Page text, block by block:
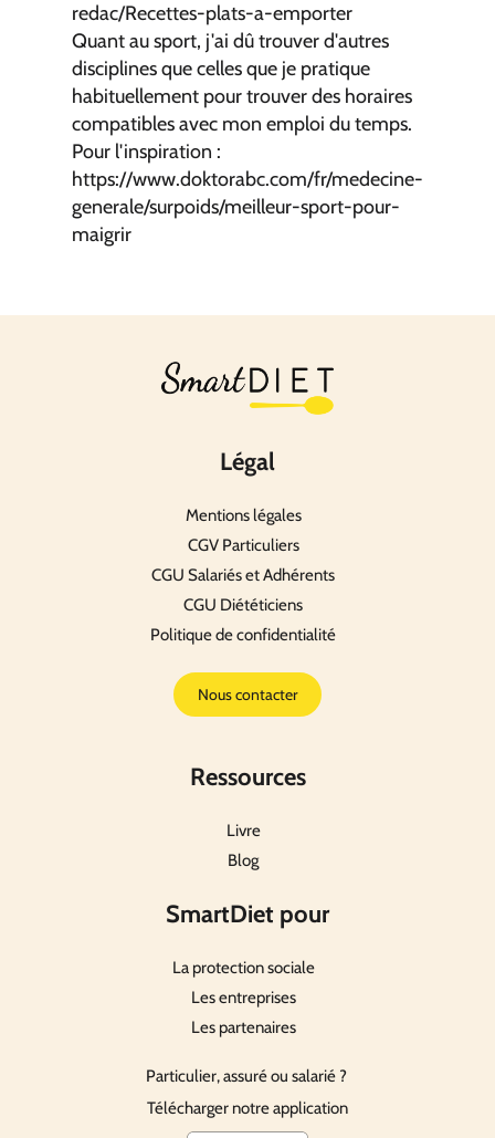
redac/Recettes-plats-a-emporter
Quant au sport, j'ai dû trouver d'autres
disciplines que celles que je pratique
habituellement pour trouver des horaires
compatibles avec mon emploi du temps.
Pour l'inspiration :
https://www.doktorabc.com/fr/medecine-
generale/surpoids/meilleur-sport-pour-
maigrir
Légal
Mentions légales
CGV Particuliers
CGU Salariés et Adhérents
CGU Diététiciens
Politique de confidentialité
Nous contacter
Ressources
Livre
Blog
SmartDiet pour
La protection sociale
Les entreprises
Les partenaires
Particulier, assuré ou salarié ?
Télécharger notre application